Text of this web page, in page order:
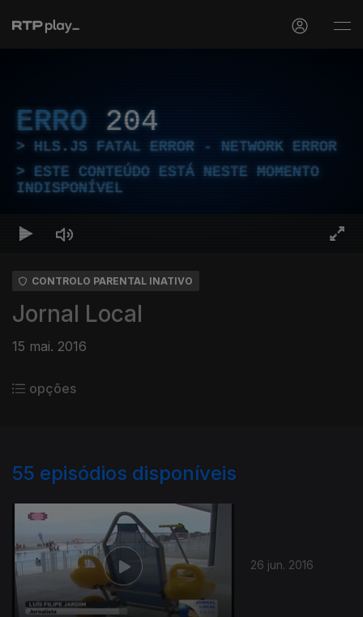
ERRO 204
HLS.JS FATAL ERROR - NETWORK ERROR
ESTE CONTEÚDO ESTÁ NESTE MOMENTO
INDISPONÍVEL
CONTROLO PARENTAL INATIVO
Jornal Local
15 mai. 2016
opções
55 episódios disponíveis
26 jun. 2016